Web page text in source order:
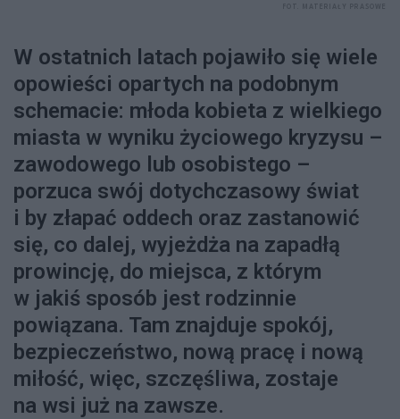
W ostatnich latach pojawiło się wiele
opowieści opartych na podobnym
schemacie: młoda kobieta z wielkiego
miasta w wyniku życiowego kryzysu –
zawodowego lub osobistego –
porzuca swój dotychczasowy świat
i by złapać oddech oraz zastanowić
się, co dalej, wyjeżdża na zapadłą
prowincję, do miejsca, z którym
w jakiś sposób jest rodzinnie
powiązana. Tam znajduje spokój,
bezpieczeństwo, nową pracę i nową
miłość, więc, szczęśliwa, zostaje
na wsi już na zawsze.